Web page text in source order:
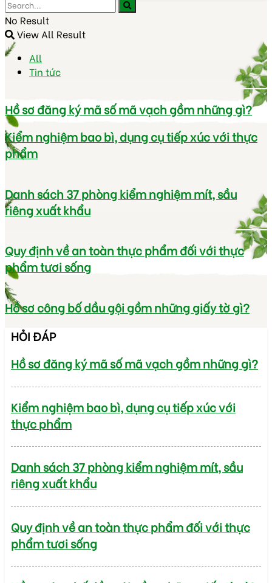
No Result
View All Result
All
Tin tức
Hồ sơ đăng ký mã số mã vạch gồm những gì?
Kiểm nghiệm bao bì, dụng cụ tiếp xúc với thực
phẩm
Danh sách 37 phòng kiểm nghiệm mít, sầu
riêng xuất khẩu
Quy định về an toàn thực phẩm đối với thực
phẩm tươi sống
Hồ sơ công bố dầu gội gồm những giấy tờ gì?
HỎI ĐÁP
Hồ sơ đăng ký mã số mã vạch gồm những gì?
Kiểm nghiệm bao bì, dụng cụ tiếp xúc với
thực phẩm
Danh sách 37 phòng kiểm nghiệm mít, sầu
riêng xuất khẩu
Quy định về an toàn thực phẩm đối với thực
phẩm tươi sống